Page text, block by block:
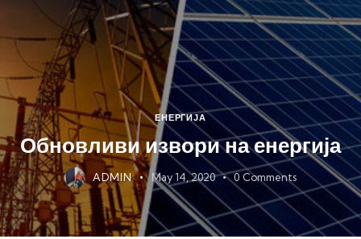
ЕНЕРГИЈА
Обновливи извори на енергија
ADMIN May 14, 2020 0 Comments